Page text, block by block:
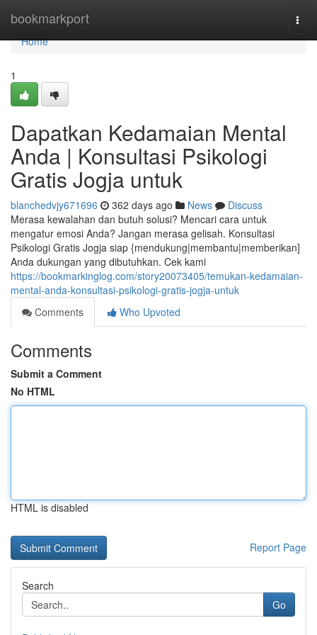
bookmarkport
Home
Home
1
Dapatkan Kedamaian Mental
Anda | Konsultasi Psikologi
Gratis Jogja untuk
blanchedvjy671696 362 days ago News
Discuss
Merasa kewalahan dan butuh solusi? Mencari cara untuk
mengatur emosi Anda? Jangan merasa gelisah. Konsultasi
Psikologi Gratis Jogja siap {mendukung|membantu|memberikan]
Anda dukungan yang dibutuhkan. Cek kami
https://bookmarkinglog.com/story20073405/temukan-kedamaian-
mental-anda-konsultasi-psikologi-gratis-jogja-untuk
Comments
Who Upvoted
Comments
Submit a Comment
No HTML
HTML is disabled
Report Page
Search
Go